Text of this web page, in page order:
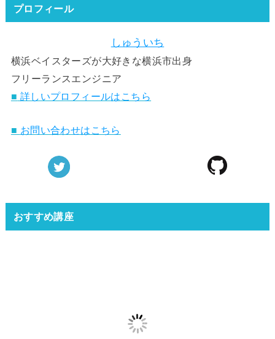
プロフィール
しゅういち
横浜ベイスターズが大好きな横浜市出身
フリーランスエンジニア
■ 詳しいプロフィールはこちら
■ お問い合わせはこちら
おすすめ講座